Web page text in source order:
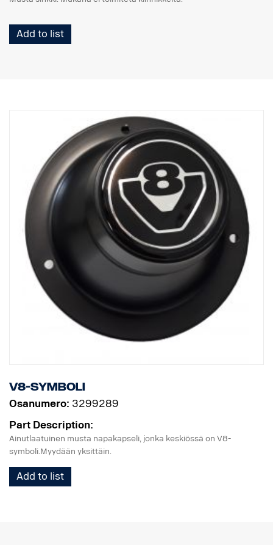
Add to list
V8-symboli
Osanumero: 3299289
Part Description:
Ainutlaatuinen musta napakapseli, jonka keskiössä on V8-
symboli.Myydään yksittäin.
Add to list